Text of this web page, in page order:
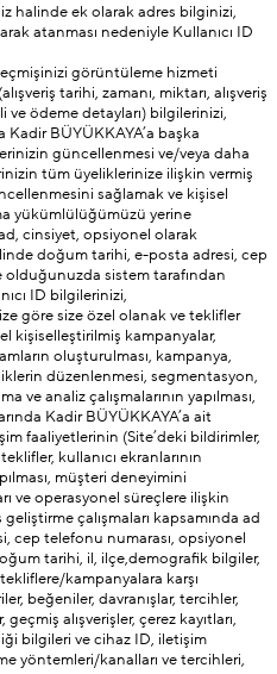
halinde ek olarak adres bilginizi,
atanması nedeniyle Kullanıcı ID
görüntüleme hizmeti
tarihi, zamanı, miktarı, alışveriş
ve ödeme detayları) bilgilerinizi,
Kadir BÜYÜKKAYA’a başka
güncellenmesi ve/veya daha
tüm üyeliklerinize ilişkin vermiş
sağlamak ve kişisel
yükümlülüğümüzü yerine
cinsiyet, opsiyonel olarak
doğum tarihi, e-posta adresi, cep
olduğunuzda sistem tarafından
ID bilgilerinizi,
göre size özel olanak ve teklifler
kişiselleştirilmiş kampanyalar,
oluşturulması, kampanya,
düzenlenmesi, segmentasyon,
ve analiz çalışmalarının yapılması,
Kadir BÜYÜKKAYA’a ait
faaliyetlerinin (Site’deki bildirimler,
kullanıcı ekranlarının
müşteri deneyimini
ve operasyonel süreçlere ilişkin
çalışmaları kapsamında ad
cep telefonu numarası, opsiyonel
tarihi, il, ilçe,demografik bilgiler,
kampanyalara karşı
beğeniler, davranışlar, tercihler,
alışverişler, çerez kayıtları,
bilgileri ve cihaz ID, iletişim
yöntemleri/kanalları ve tercihleri,